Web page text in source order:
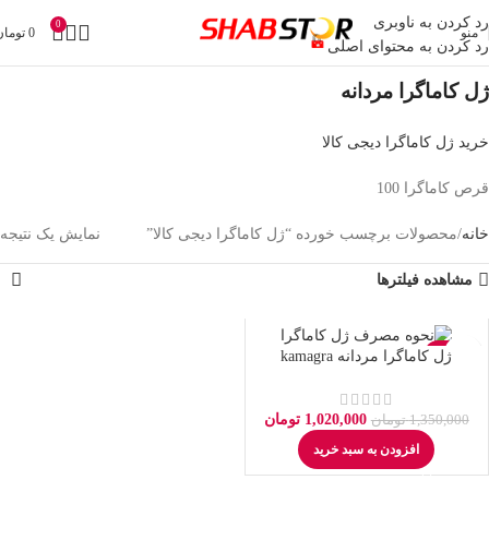
رد کردن به ناوبری
رد کردن به محتوای اصلی
منو
0
0
ژل کاماگرا مردانه
خرید ژل کاماگرا دیجی کالا
قرص کاماگرا 100
خانه محصولات برچسب خورده “ژل کاماگرا دیجی کالا” نمایش یک نتیجه
مشاهده فیلترها
-24%ژل کاماگرا مردانه kamagra
1,350,000 تومان 1,020,000 تومان
افزودن به سبد خرید